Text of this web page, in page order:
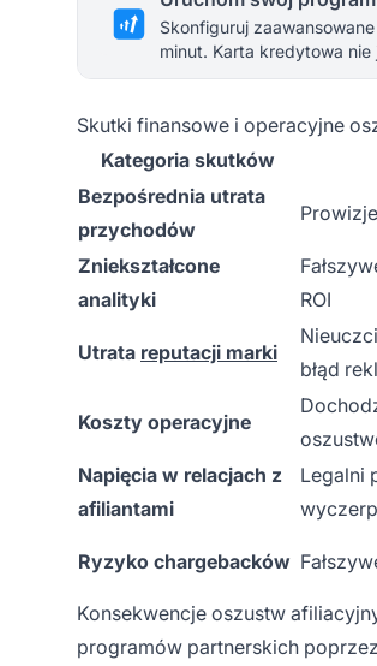
Skonfiguruj
minut. Karta kredytowa nie
Skutki finansowe i operacyjne
Kategoria skutków
Bezpośrednia utrata
przychodów
Zniekształcone
analityki
ROI
Utrata reputacji marki
błąd
Koszty operacyjne
Napięcia w relacjach z
afiliantami
Legalni
Ryzyko chargebacków
Konsekwencje oszustw
programów partnerskich